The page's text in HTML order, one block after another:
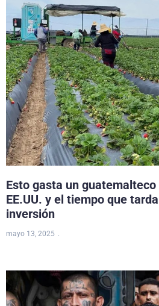
Esto gasta un
EE.UU. y el tiempo que
inversión
mayo 13, 2025